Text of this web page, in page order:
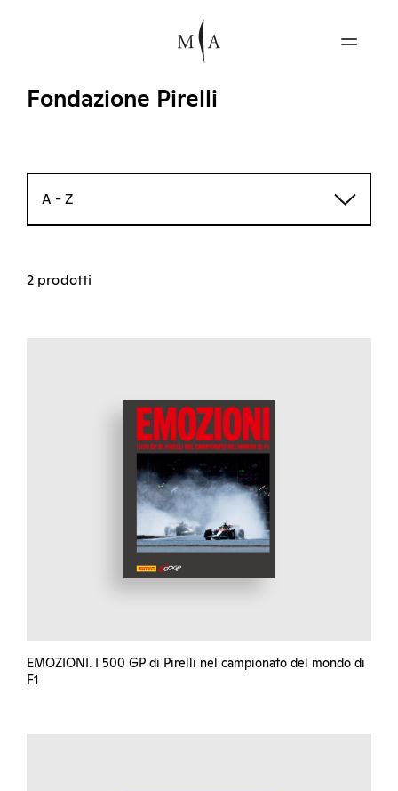
Fondazione Pirelli
A - Z
2 prodotti
EMOZIONI. I 500 GP di Pirelli nel campionato del mondo di
F1